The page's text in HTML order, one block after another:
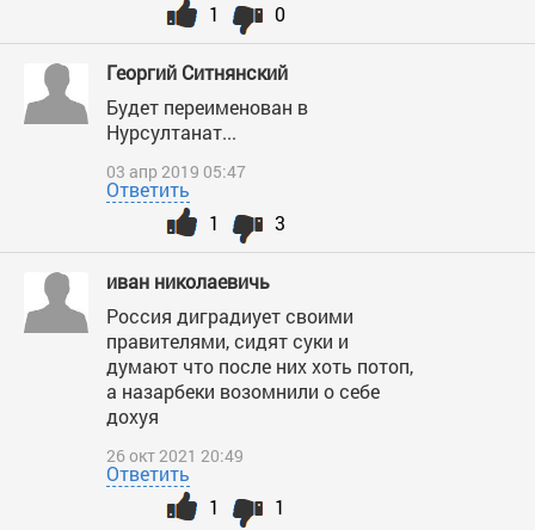
0
1
Георгий Ситнянский
Будет переименован в
Нурсултанат...
03 апр 2019 05:47
Ответить
3
1
иван николаевичь
Россия диградиует своими
правителями, сидят суки и
думают что после них хоть потоп,
а назарбеки возомнили о себе
дохуя
26 окт 2021 20:49
Ответить
1
1